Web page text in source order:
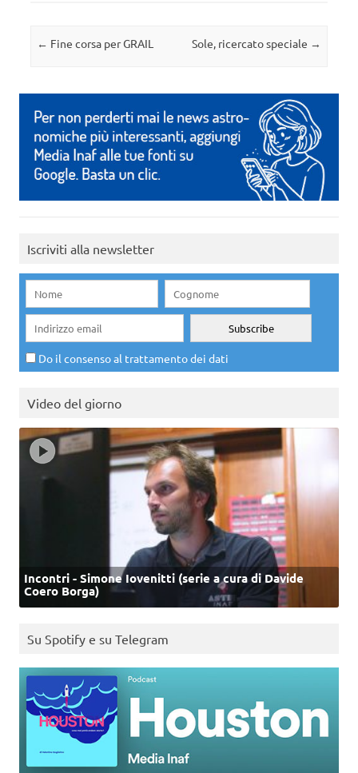
Navigazione articolo
← Fine corsa per GRAIL Sole, ricercato speciale →
Iscriviti alla newsletter
Do il consenso al trattamento dei dati
Video del giorno
Incontri - Simone Iovenitti (serie a cura di Davide
Coero Borga)
Su Spotify e su Telegram